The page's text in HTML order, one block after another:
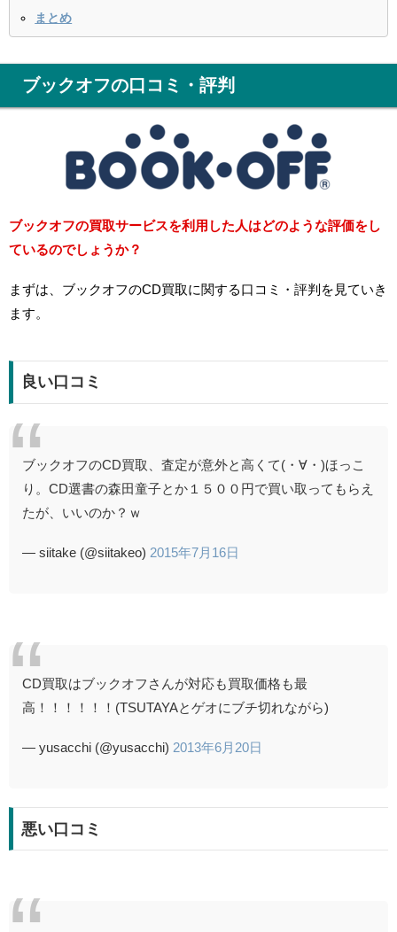
まとめ
ブックオフの口コミ・評判
ブックオフの買取サービスを利用した人はどのような評価をし
ているのでしょうか？
まずは、ブックオフのCD買取に関する口コミ・評判を見ていき
ます。
良い口コミ
ブックオフのCD買取、査定が意外と高くて(・∀・)ほっこ
り。CD選書の森田童子とか１５００円で買い取ってもらえ
たが、いいのか？ｗ
— siitake (@siitakeo) 2015年7月16日
CD買取はブックオフさんが対応も買取価格も最
高！！！！！！(TSUTAYAとゲオにブチ切れながら)
— yusacchi (@yusacchi) 2013年6月20日
悪い口コミ